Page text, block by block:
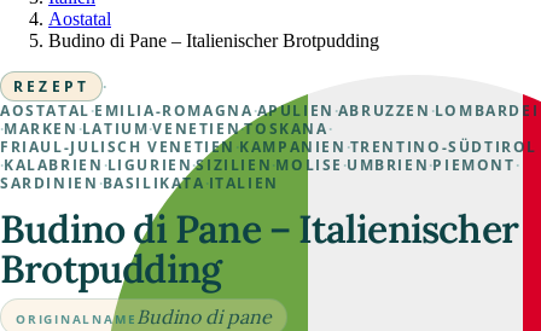
Aostatal
Budino di Pane – Italienischer Brotpudding
REZEPT
·
AOSTATAL ·EMILIA-ROMAGNA ·APULIEN ·ABRUZZEN ·LOMBARDEI
·MARKEN ·LATIUM·VENETIEN·TOSKANA ·
FRIAUL-JULISCH VENETIEN ·KAMPANIEN ·TRENTINO-SÜDTIROL
·KALABRIEN ·LIGURIEN·SIZILIEN ·MOLISE ·UMBRIEN ·PIEMONT ·
SARDINIEN ·BASILIKATA ·ITALIEN
Budino di Pane – Italienischer
Brotpudding
ORIGINALNAME Budino di pane